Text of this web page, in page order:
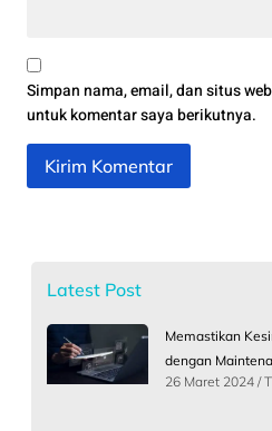
Simpan nama, email, dan situs
untuk komentar saya berikutnya.
Latest Post
Memastikan
dengan
26 Maret 2024